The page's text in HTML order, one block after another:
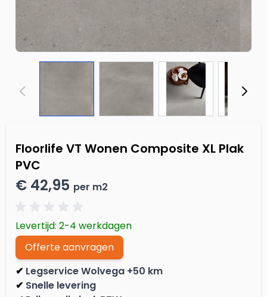
Floorlife VT Wonen Composite XL Plak
PVC
€ 42,95 per m2
Levertijd: 2-4 werkdagen
Offerte aanvragen
✔ Legservice Wolvega +50 km
✔ Snelle levering